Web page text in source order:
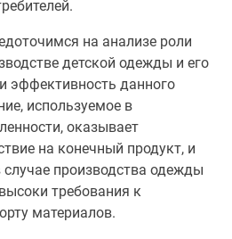
на анализе роли
детской одежды и его
эффективность данного
используемое в
оказывает
на конечный продукт, и
производства одежды
требования к
материалов.